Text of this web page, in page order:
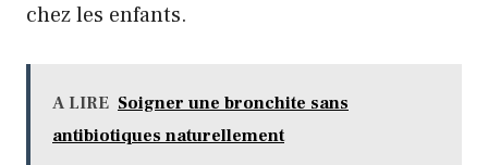
chez les enfants.
A LIRE Soigner une bronchite sans
antibiotiques naturellement